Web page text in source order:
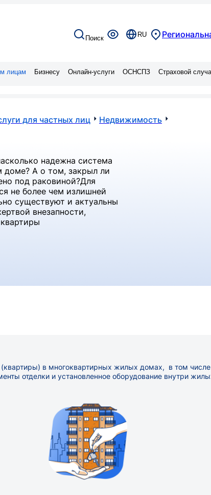
Поиск RU
лицам Бизнесу Онлайн-услуги ОСНСПЗ Страховой
для частных лиц Недвижимость
надежна система
доме? А о том, закрыл ли
под раковиной?Для
не более чем излишней
существуют и актуальны
внезапности,
в многоквартирных жилых домах, в том
отделки и установленное оборудование внутри